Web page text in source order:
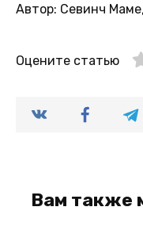
Автор: Севинч
Оцените статью
Вам также